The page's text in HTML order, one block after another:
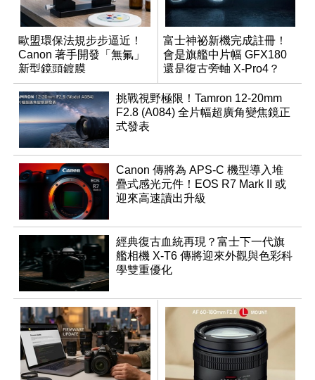
歐盟環保法規步步逼近！
Canon 著手開發「無氟」
新型鏡頭鍍膜
富士神祕新機完成註冊！
會是旗艦中片幅 GFX180
還是復古旁軸 X-Pro4？
挑戰視野極限！Tamron 12-20mm
F2.8 (A084) 全片幅超廣角變焦鏡正
式發表
Canon 傳將為 APS-C 機型導入堆
疊式感光元件！EOS R7 Mark II 或
迎來高速讀出升級
經典復古血統再現？富士下一代旗
艦相機 X-T6 傳將迎來外觀與色彩科
學雙重優化